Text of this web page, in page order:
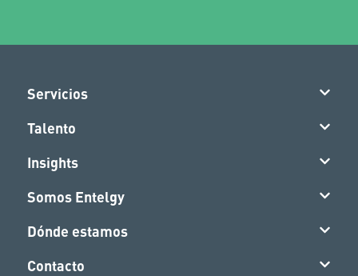
Servicios
Talento
Insights
Somos Entelgy
Dónde estamos
Contacto